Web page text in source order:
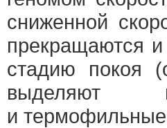
сниженной
прекращаются
стадию покоя
выделяют
и